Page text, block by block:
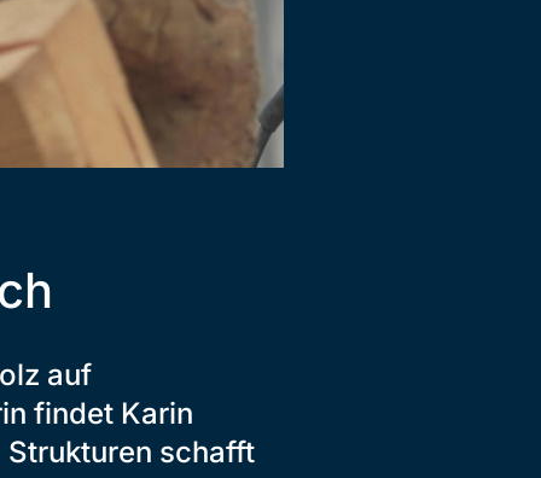
auf
findet Karin
schafft